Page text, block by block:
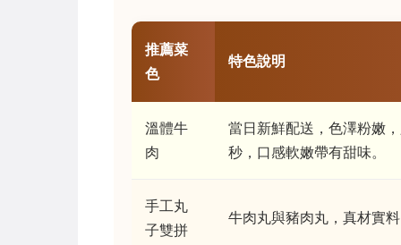
推薦菜
色
特色說明
溫體牛
肉
當日新鮮配送，色澤粉嫩
秒，口感軟嫩帶有甜味。
手工丸
子雙拼
牛肉丸與豬肉丸，真材實料